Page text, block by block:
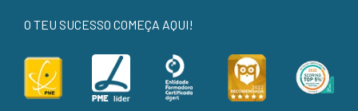
O TEU SUCESSO COMEÇA AQUI!